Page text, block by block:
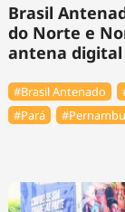
Brasil
do Norte e
antena
#Brasil Antenado
#Pará